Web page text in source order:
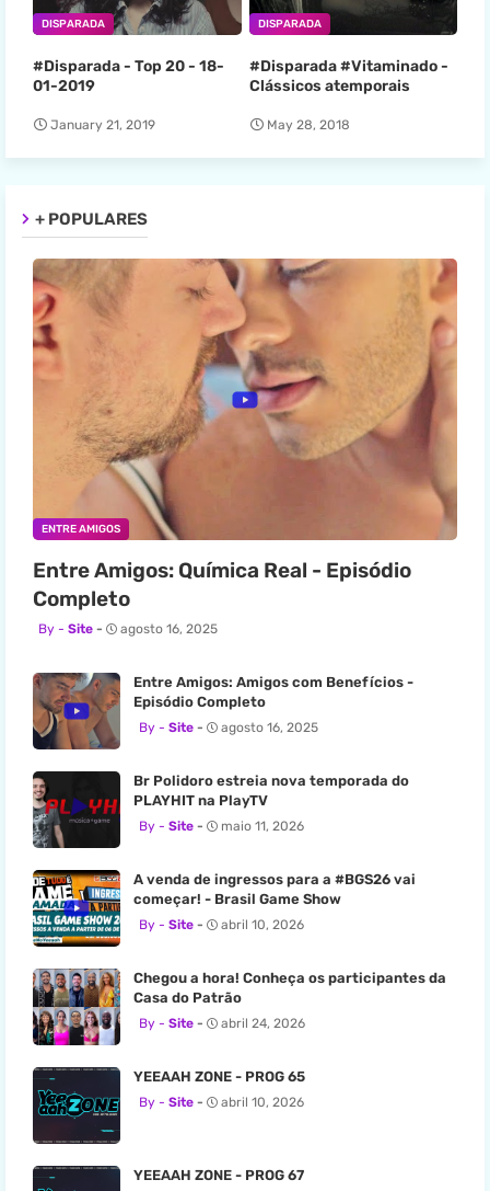
DISPARADA
#Disparada - Top 20 - 18-
01-2019
January 21, 2019
DISPARADA
#Disparada #Vitaminado -
Clássicos atemporais
May 28, 2018
+ POPULARES
ENTRE AMIGOS
Entre Amigos: Química Real - Episódio
Completo
Site agosto 16, 2025
Entre Amigos: Amigos com Benefícios -
Episódio Completo
Site agosto 16, 2025
Br Polidoro estreia nova temporada do
PLAYHIT na PlayTV
Site maio 11, 2026
A venda de ingressos para a #BGS26 vai
começar! - Brasil Game Show
Site abril 10, 2026
Chegou a hora! Conheça os participantes da
Casa do Patrão
Site abril 24, 2026
YEEAAH ZONE - PROG 65
Site abril 10, 2026
YEEAAH ZONE - PROG 67